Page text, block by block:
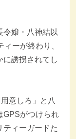
嬢・八神結以
ィーが終わり、
に誘拐されてし
意しろ」と八
GPSがつけられ
ティーガードた